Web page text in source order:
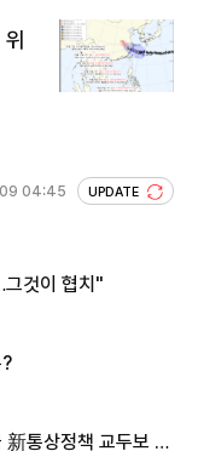
04:45 UPDATE
것이 협치"
통상정책 교두보 활